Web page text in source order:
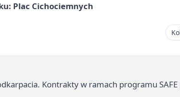
Plac Cichociemnych
Kontrakty w ramach programu